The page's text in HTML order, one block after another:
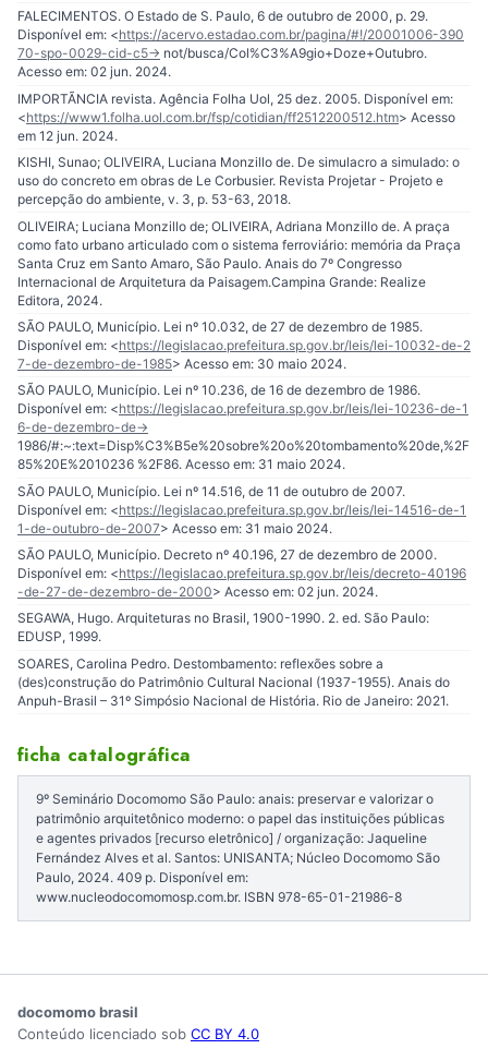
FALECIMENTOS. O Estado de S. Paulo, 6 de outubro de 2000, p. 29.
Disponível em: <https://acervo.estadao.com.br/pagina/#!/20001006-390
70-spo-0029-cid-c5- > not/busca/Col%C3%A9gio+Doze+Outubro.
Acesso em: 02 jun. 2024.
IMPORTÃNCIA revista. Agência Folha Uol, 25 dez. 2005. Disponível em:
<https://www1.folha.uol.com.br/fsp/cotidian/ff2512200512.htm> Acesso
em 12 jun. 2024.
KISHI, Sunao; OLIVEIRA, Luciana Monzillo de. De simulacro a simulado: o
uso do concreto em obras de Le Corbusier. Revista Projetar - Projeto e
percepção do ambiente, v. 3, p. 53-63, 2018.
OLIVEIRA; Luciana Monzillo de; OLIVEIRA, Adriana Monzillo de. A praça
como fato urbano articulado com o sistema ferroviário: memória da Praça
Santa Cruz em Santo Amaro, São Paulo. Anais do 7º Congresso
Internacional de Arquitetura da Paisagem.Campina Grande: Realize
Editora, 2024.
SÃO PAULO, Município. Lei nº 10.032, de 27 de dezembro de 1985.
Disponível em: <https://legislacao.prefeitura.sp.gov.br/leis/lei-10032-de-2
7-de-dezembro-de-1985> Acesso em: 30 maio 2024.
SÃO PAULO, Município. Lei nº 10.236, de 16 de dezembro de 1986.
Disponível em: <https://legislacao.prefeitura.sp.gov.br/leis/lei-10236-de-1
6-de-dezembro-de-
1986/#:~:text=Disp%C3%B5e%20sobre%20o%20tombamento%20de,%2F
85%20E%2010236 %2F86. Acesso em: 31 maio 2024.
SÃO PAULO, Município. Lei nº 14.516, de 11 de outubro de 2007.
Disponível em: <https://legislacao.prefeitura.sp.gov.br/leis/lei-14516-de-1
1-de-outubro-de-2007> Acesso em: 31 maio 2024.
SÃO PAULO, Município. Decreto nº 40.196, 27 de dezembro de 2000.
Disponível em: <https://legislacao.prefeitura.sp.gov.br/leis/decreto-40196
-de-27-de-dezembro-de-2000> Acesso em: 02 jun. 2024.
SEGAWA, Hugo. Arquiteturas no Brasil, 1900-1990. 2. ed. São Paulo:
EDUSP, 1999.
SOARES, Carolina Pedro. Destombamento: reflexões sobre a
(des)construção do Patrimônio Cultural Nacional (1937-1955). Anais do
Anpuh-Brasil – 31º Simpósio Nacional de História. Rio de Janeiro: 2021.
ficha catalográfica
9º Seminário Docomomo São Paulo: anais: preservar e valorizar o
patrimônio arquitetônico moderno: o papel das instituições públicas
e agentes privados [recurso eletrônico] / organização: Jaqueline
Fernández Alves et al. Santos: UNISANTA; Núcleo Docomomo São
Paulo, 2024. 409 p. Disponível em:
www.nucleodocomomosp.com.br. ISBN 978-65-01-21986-8
docomomo brasil
Conteúdo licenciado sob CC BY 4.0